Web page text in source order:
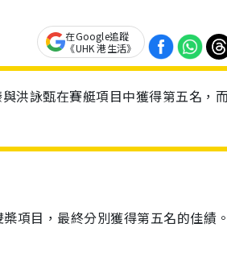
在Google追蹤
《UHK 港生活》
洪詠甄在賽艇項目中獲得第五名，
項目，最終分別獲得第五名的佳績